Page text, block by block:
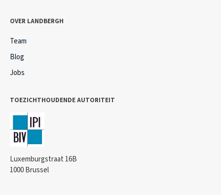
OVER LANDBERGH
Team
Blog
Jobs
TOEZICHTHOUDENDE AUTORITEIT
Luxemburgstraat 16B
1000 Brussel